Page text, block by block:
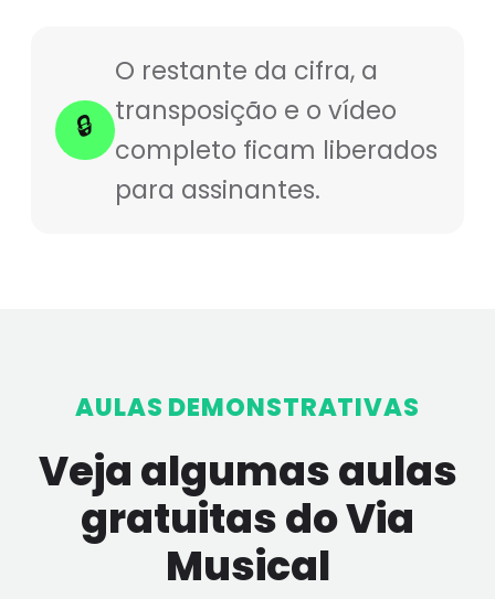
🔒
O restante da cifra, a
transposição e o vídeo
completo ficam liberados
para assinantes.
AULAS DEMONSTRATIVAS
Veja algumas aulas
gratuitas do Via
Musical